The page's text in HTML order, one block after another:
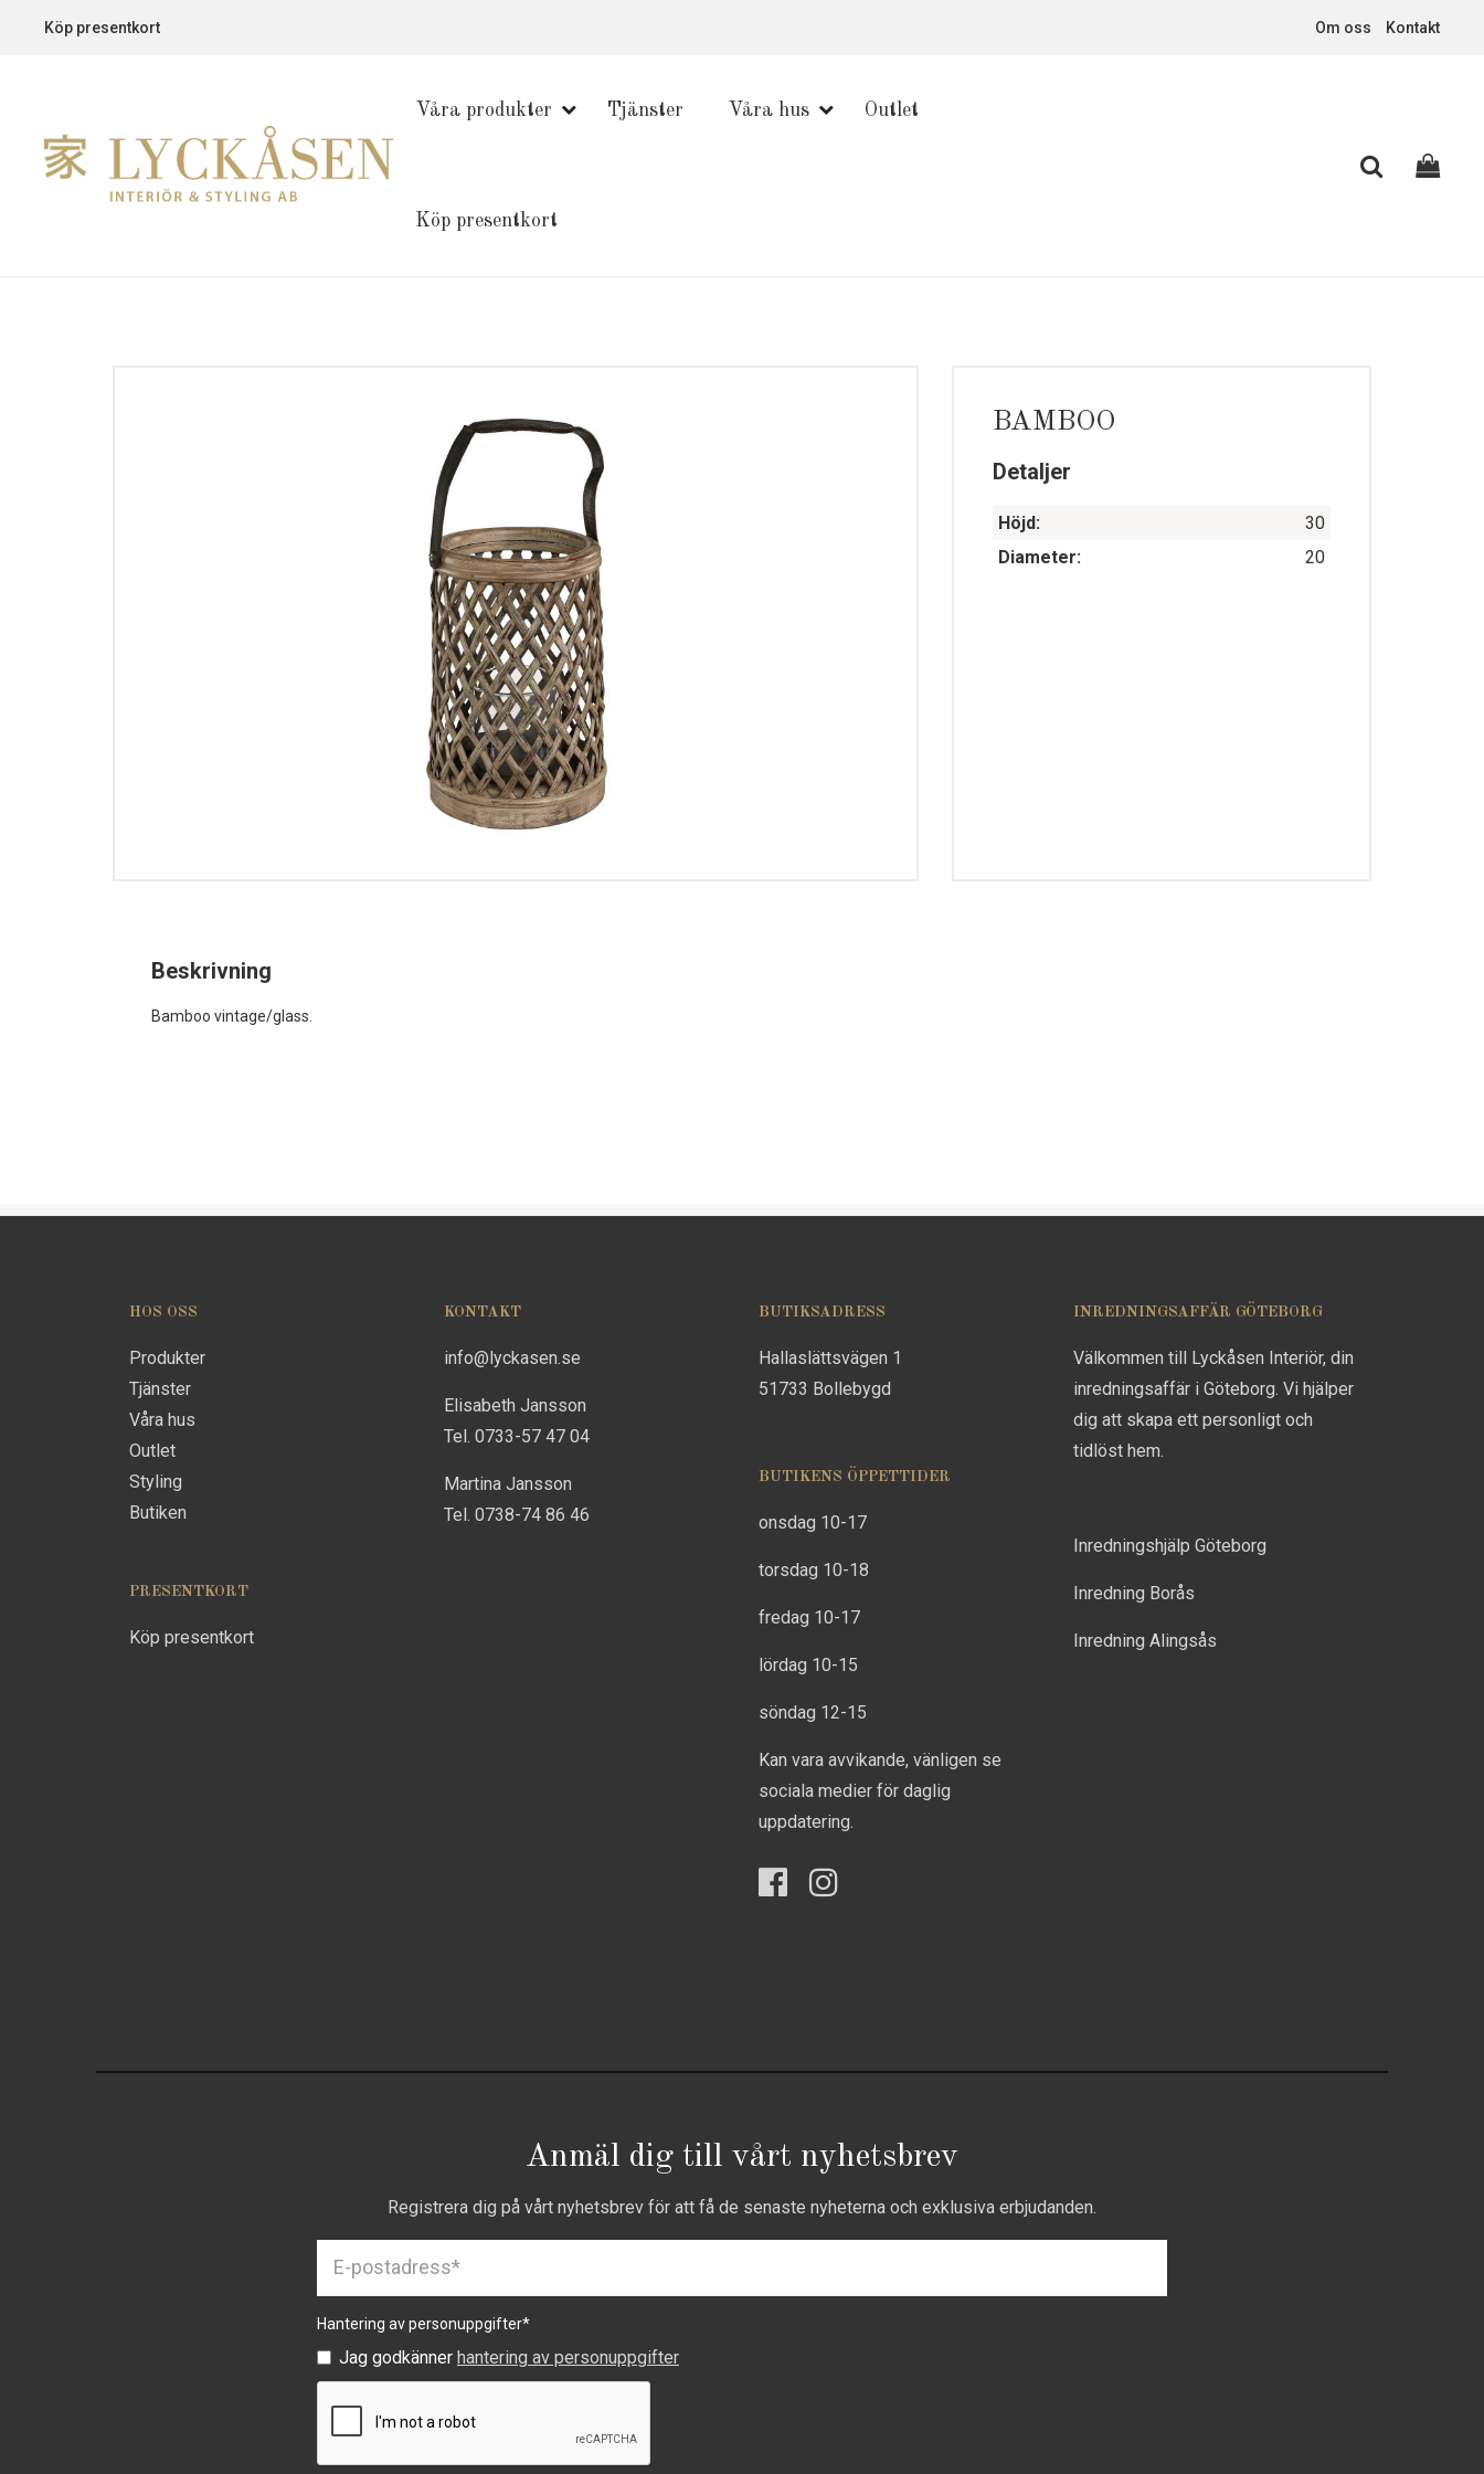
Köp presentkort Om oss Kontakt
Våra produkter Tjänster Våra hus Outlet
Köp presentkort
BAMBOO
Detaljer
Höjd:
30
Diameter:
20
Beskrivning
Bamboo vintage/glass.
HOS OSS
Produkter
Tjänster
Våra hus
Outlet
Styling
Butiken
PRESENTKORT
Köp presentkort
KONTAKT
info@lyckasen.se
Elisabeth Jansson
Tel. 0733-57 47 04
Martina Jansson
Tel. 0738-74 86 46
BUTIKSADRESS
Hallaslättsvägen 1
51733 Bollebygd
BUTIKENS ÖPPETTIDER
onsdag 10-17
torsdag 10-18
fredag 10-17
lördag 10-15
söndag 12-15
Kan vara avvikande, vänligen se
sociala medier för daglig
uppdatering.
INREDNINGSAFFÄR GÖTEBORG
Välkommen till Lyckåsen Interiör, din
inredningsaffär i Göteborg. Vi hjälper
dig att skapa ett personligt och
tidlöst hem.
Inredningshjälp Göteborg
Inredning Borås
Inredning Alingsås
Anmäl dig till vårt nyhetsbrev
Registrera dig på vårt nyhetsbrev för att få de senaste nyheterna och exklusiva erbjudanden.
Hantering av personuppgifter*
Jag godkänner hantering av personuppgifter